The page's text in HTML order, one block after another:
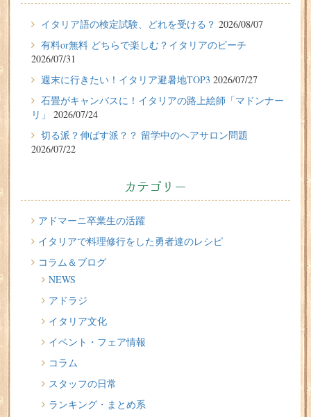
フィレンツェに1週間の語学留学をしたT.Sさん（10代、女
性）の体験談
2026/07/27
週末に行きたい！イタリア避暑地TOP3
2026/07/24
石畳がキャンバスに！イタリアの路上絵師「マドンナー
リ」
切る派？伸ばす派？？ 留学中のヘアサロン問題
2026/07/20
イタリア人はどんなジェラートを食べる？
2026/07/17
イタリアが誇る3人の天才芸術家 その傑作を見に行こう！
2026/07/16
味わってみたい！魚介の「ごった煮」 リヴォルノの
Cacciucco（カッチュッコ）
イタリア語の検定試験、どれを受ける？ 2026/08/07
有料or無料 どちらで楽しむ？イタリアのビーチ
2026/07/31
週末に行きたい！イタリア避暑地TOP3 2026/07/27
石畳がキャンバスに！イタリアの路上絵師「マドンナー
リ」
2026/07/24
切る派？伸ばす派？？ 留学中のヘアサロン問題
2026/07/22
カテゴリー
アドマーニ卒業生の活躍
イタリアで料理修行をした勇者達のレシピ
コラム＆ブログ
NEWS
アドラジ
イタリア文化
イベント・フェア情報
コラム
スタッフの日常
ランキング・まとめ系